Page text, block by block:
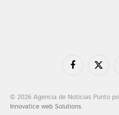
FacebookX
© 2026 Agencia de Noticias Punto
Innovatice web Solutions.